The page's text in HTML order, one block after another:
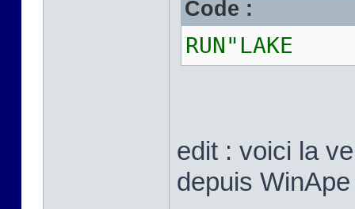
Code :
RUN"LAKE
edit : voici la
depuis